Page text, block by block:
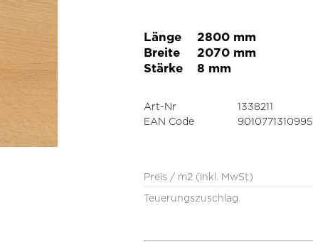
Länge
2800 mm
Breite
2070 mm
Stärke
8 mm
Preis / m2 (inkl. MwSt)
Teuerungszuschlag
Art-Nr
1338211
EAN Code
9010771310995